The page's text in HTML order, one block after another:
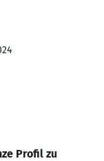
Profil zu